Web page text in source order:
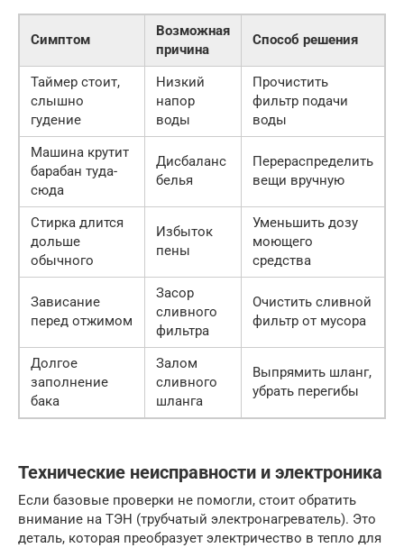
Симптом
Возможная
причина
Способ решения
Таймер стоит,
слышно
гудение
Низкий
напор
воды
Прочистить
фильтр подачи
воды
Машина крутит
барабан туда-
сюда
Дисбаланс
белья
Перераспределить
вещи вручную
Стирка длится
дольше
обычного
Избыток
пены
Уменьшить дозу
моющего
средства
Зависание
перед отжимом
Засор
сливного
фильтра
Очистить сливной
фильтр от мусора
Долгое
заполнение
бака
Залом
сливного
шланга
Выпрямить шланг,
убрать перегибы
Технические неисправности и электроника
Если базовые проверки не помогли, стоит обратить
внимание на ТЭН (трубчатый электронагреватель). Это
деталь, которая преобразует электричество в тепло для